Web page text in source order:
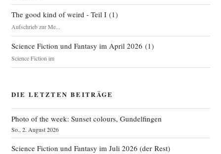
The good kind of weird - Teil I(1)
Aufschrieb zur Me...
Science Fiction und Fantasy im April 2026 (1)
Science Fiction im
DIE LETZTEN BEITRÄGE
Photo of the week: Sunset colours, Gundelfingen
So., 2. August 2026
Science Fiction und Fantasy im Juli 2026 (der Rest)